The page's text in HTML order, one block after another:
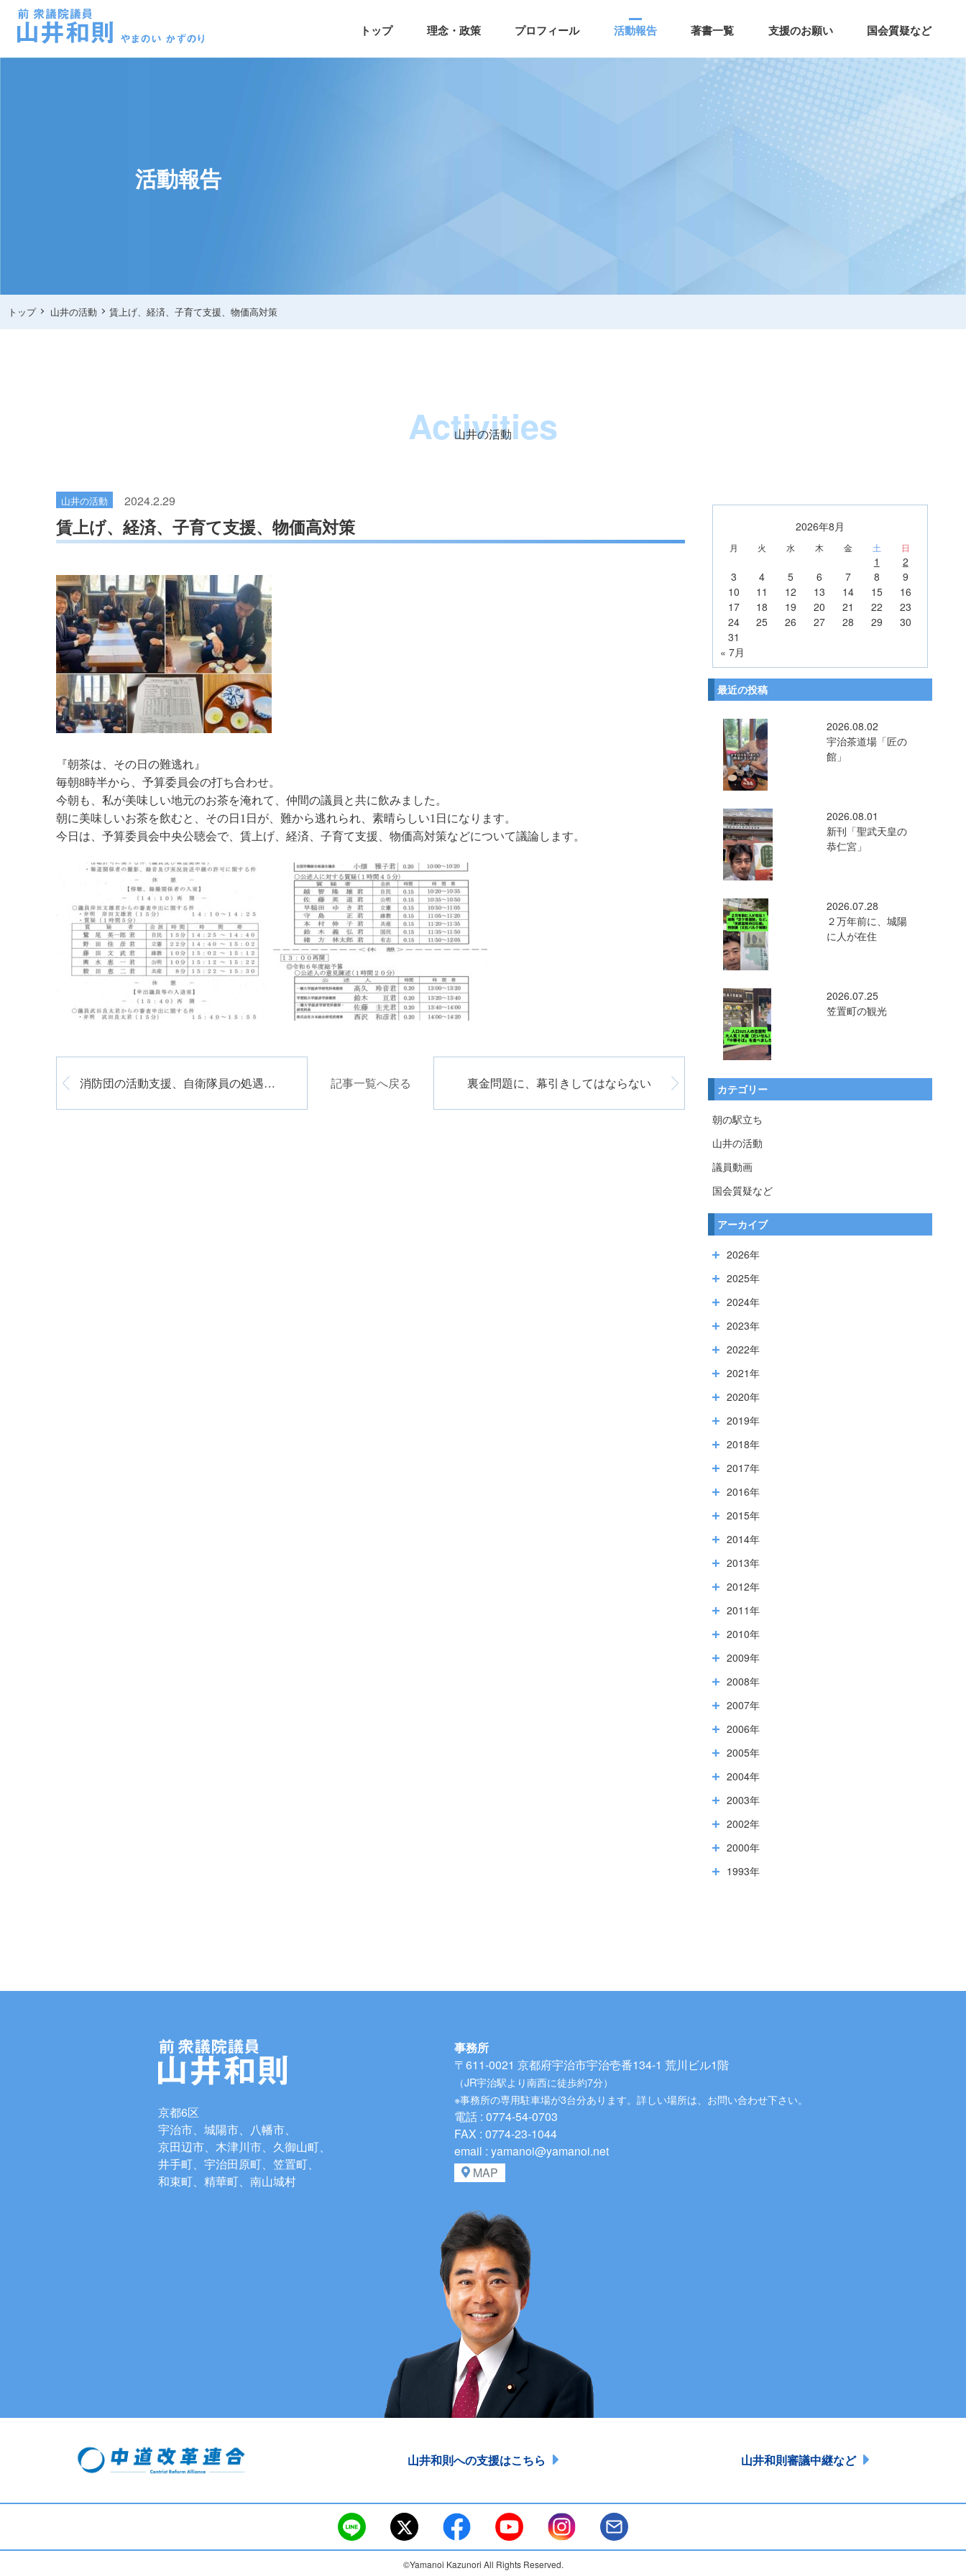
トップ 理念・政策 プロフィール 活動報告 著書一覧 支援のお願い 国会質疑など
活動報告
トップ 山井の活動 賃上げ、経済、子育て支援、物価高対策
Activities
山井の活動
山井の活動 2024.2.29
賃上げ、経済、子育て支援、物価高対策
『朝茶は、その日の難逃れ』
毎朝8時半から、予算委員会の打ち合わせ。
今朝も、私が美味しい地元のお茶を淹れて、仲間の議員と共に飲みました。
朝に美味しいお茶を飲むと、その日1日が、難から逃れられ、素晴らしい1日になります。
今日は、予算委員会中央公聴会で、賃上げ、経済、子育て支援、物価高対策などについて議論します。
消防団の活動支援、自衛隊員の処遇改善 記事一覧へ戻る 裏金問題に、幕引きしてはならない
2026年8月
月 火 水 木 金 土 日
1
2
3
4 5 6 7 8
9
10
11 12 13 14 15
16
17
18 19 20 21 22
23
24
25 26 27 28 29
30
31
« 7月
最近の投稿
2026.08.02
宇治茶道場「匠の
館」
2026.08.01
新刊「聖武天皇の
恭仁宮」
2026.07.28
２万年前に、城陽
に人が在住
2026.07.25
笠置町の観光
カテゴリー
朝の駅立ち
山井の活動
議員動画
国会質疑など
アーカイブ
2026年
2025年
2024年
2023年
2022年
2021年
2020年
2019年
2018年
2017年
2016年
2015年
2014年
2013年
2012年
2011年
2010年
2009年
2008年
2007年
2006年
2005年
2004年
2003年
2002年
2000年
1993年
京都6区
宇治市、城陽市、八幡市、
京田辺市、木津川市、久御山町、
井手町、宇治田原町、笠置町、
和束町、精華町、南山城村
事務所
〒611-0021 京都府宇治市宇治壱番134-1 荒川ビル1階
（JR宇治駅より南西に徒歩約7分）
※事務所の専用駐車場が3台分あります。 詳しい場所は、お問い合わせ下さい。
電話 : 0774-54-0703
FAX : 0774-23-1044
email : yamanoi@yamanoi.net
MAP
山井和則への支援はこちら 山井和則審議中継など
©Yamanoi Kazunori All Rights Reserved.